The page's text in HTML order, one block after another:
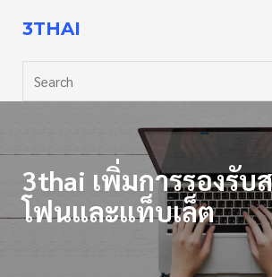
content
3THAI
3thai เพิ่มการรองรับ
โฟนและแท็บเล็ต